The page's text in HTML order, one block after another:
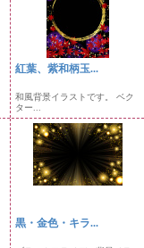
紅葉、紫和柄玉...
和風背景イラストです。 ベク
ター...
黒・金色・キラ...